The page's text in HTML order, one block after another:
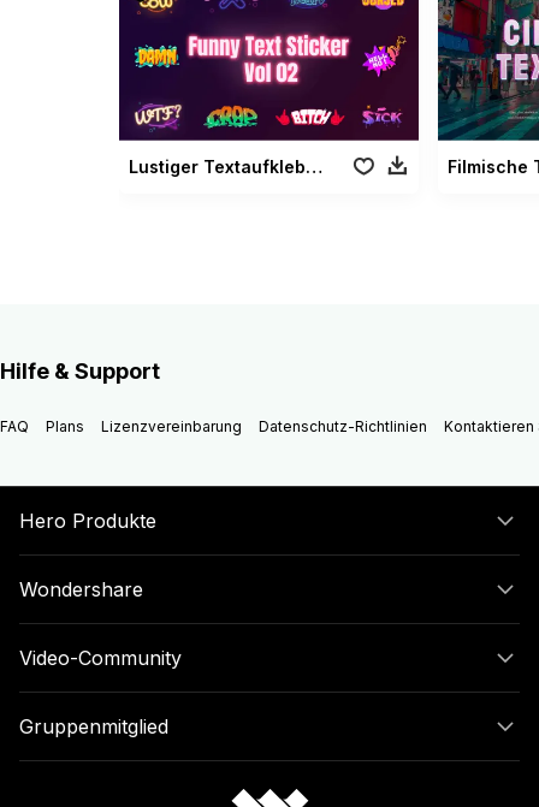
Lustiger Textaufkleber Vol. 02
Hilfe & Support
FAQ Plans Lizenzvereinbarung Datenschutz-Richtlinien Kontaktieren
Hero Produkte
Wondershare
Video-Community
Gruppenmitglied